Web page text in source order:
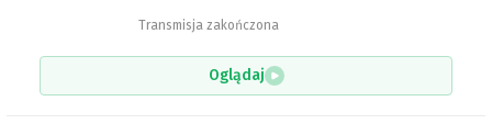
Transmisja zakończona
Oglądaj